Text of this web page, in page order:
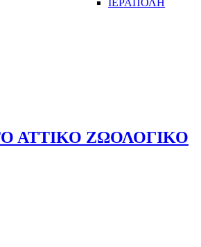
ΙΕΡΑΠΟΛΗ
ΑΤΤΙΚΟ ΖΩΟΛΟΓΙΚΟ